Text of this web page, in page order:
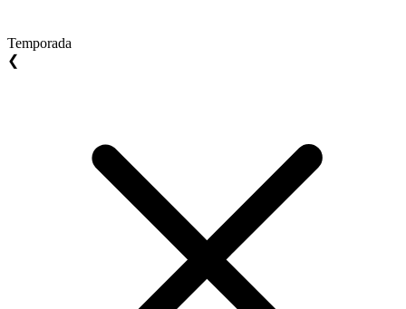
Temporada
❮